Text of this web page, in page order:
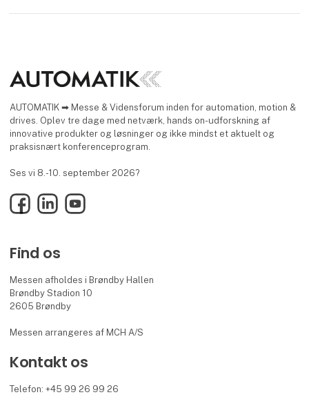
AUTOMATIK ➡ Messe & Vidensforum inden for automation, motion &
drives. Oplev tre dage med netværk, hands on-udforskning af
innovative produkter og løsninger og ikke mindst et aktuelt og
praksisnært konferenceprogram.
Ses vi 8.-10. september 2026?
FacebookLinkedInYouTube
Find os
Messen afholdes i Brøndby Hallen
Brøndby Stadion 10
2605 Brøndby
Messen arrangeres af MCH A/S
Kontakt os
Telefon: +45 99 26 99 26